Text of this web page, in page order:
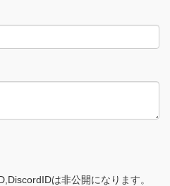
は非公開になります。